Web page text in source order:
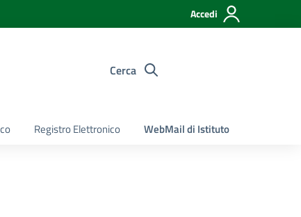
Accedi
Cerca
Registro Elettronico WebMail di Istituto